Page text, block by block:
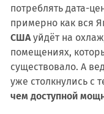
потреблять дата-
примерно как вся
СШАуйдёт на
помещениях,
существовало. А
уже столкнулись с
чем доступной